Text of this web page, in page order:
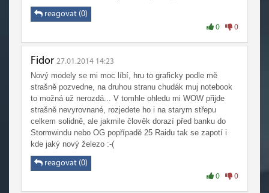
reagovat (0)
0 0
Fidor 27.01.2014 14:23
Nový modely se mi moc líbí, hru to graficky podle mě
strašně pozvedne, na druhou stranu chudák muj notebook
to možná už nerozdá... V tomhle ohledu mi WOW přijde
strašně nevyrovnané, rozjedete ho i na starym střepu
celkem solidně, ale jakmile člověk dorazí před banku do
Stormwindu nebo OG popřípadě 25 Raidu tak se zapotí i
kde jaký nový železo :-(
reagovat (0)
0 0